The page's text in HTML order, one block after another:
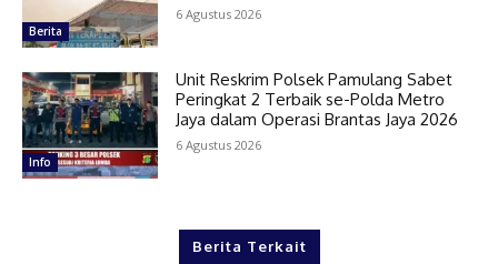
Berita
6 Agustus 2026
Info
Unit Reskrim Polsek Pamulang Sabet
Peringkat 2 Terbaik se-Polda Metro
Jaya dalam Operasi Brantas Jaya 2026
6 Agustus 2026
Berita Terkait